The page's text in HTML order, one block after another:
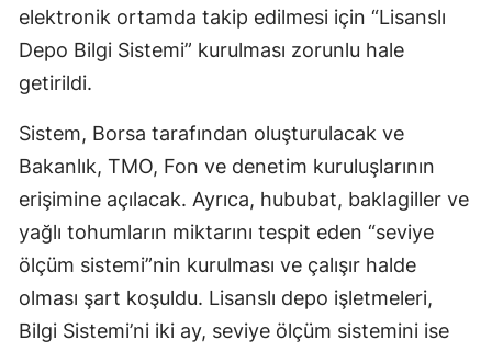
elektronik ortamda takip edilmesi için “Lisanslı
Depo Bilgi Sistemi” kurulması zorunlu hale
getirildi.
Sistem, Borsa tarafından oluşturulacak ve
Bakanlık, TMO, Fon ve denetim kuruluşlarının
erişimine açılacak. Ayrıca, hububat, baklagiller ve
yağlı tohumların miktarını tespit eden “seviye
ölçüm sistemi”nin kurulması ve çalışır halde
olması şart koşuldu. Lisanslı depo işletmeleri,
Bilgi Sistemi’ni iki ay, seviye ölçüm sistemini ise